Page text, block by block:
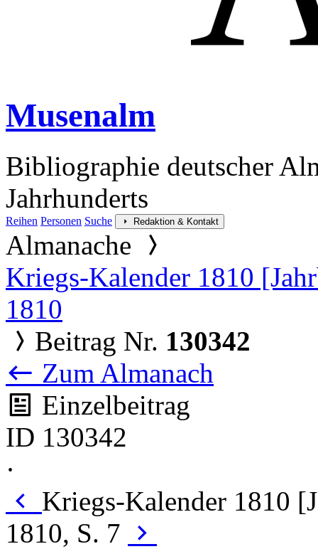
Musenalm
Bibliographie deutscher
Jahrhunderts
Reihen Personen Suche Redaktion & Kontakt
Almanache
Kriegs-Kalender 1810
1810
Beitrag Nr. 130342
Zum Almanach
Einzelbeitrag
ID 130342
·
Kriegs-Kalender 1810
1810, S. 7